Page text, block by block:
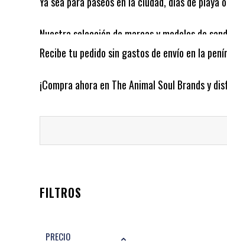
Nuestra selección de marcas y modelos de
Gracias a su diseño ergonómico y suelas
Y es que solo ofrecemos artículos de alta
Además, contamos con una amplia variedad
Recibe tu pedido sin gastos de envío en la
¡Compra ahora en The Animal Soul Brands y
FILTROS
PRECIO